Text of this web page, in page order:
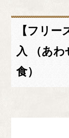
【フリ
入 （あわ
食）